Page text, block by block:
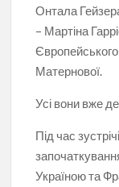
Онтала
– Мартіна
Матернової.
Усі вони вже
Під час
Україною та